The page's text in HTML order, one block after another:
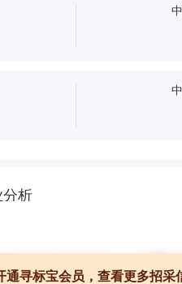
析
通寻标宝会员，查看更多招采